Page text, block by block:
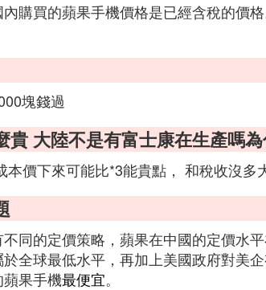
購買的蘋果手機價格是已經含稅的價
塊錢過
大陸不是有富士康在生產嗎
本價下來可能比*3能貴點， 和稅收沒多
同的定價策略，蘋果在中國的定價水
全球最低水平，再加上美國政府對美
果手機最便宜。